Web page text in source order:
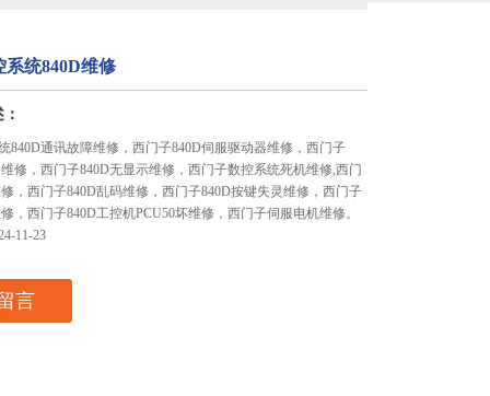
系统840D维修
840D通讯故障维修，西门子840D伺服驱动器维修，西门子
修，西门子840D无显示维修，西门子数控系统死机维修,西门
，西门子840D乱码维修，西门子840D按键失灵维修，西门子
，西门子840D工控机PCU50坏维修，西门子伺服电机维修。
11-23
言